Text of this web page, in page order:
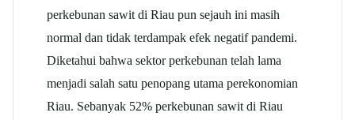
perkebunan sawit di Riau pun sejauh ini masih
normal dan tidak terdampak efek negatif pandemi.
Diketahui bahwa sektor perkebunan telah lama
menjadi salah satu penopang utama perekonomian
Riau. Sebanyak 52% perkebunan sawit di Riau